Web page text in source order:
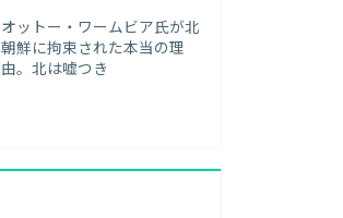
オットー・ワームビア氏が北
朝鮮に拘束された本当の理
由。北は嘘つき